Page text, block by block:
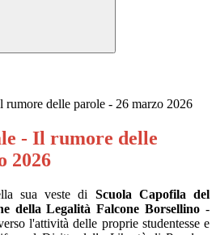
rumore delle parole - 26 marzo 2026
- Il rumore delle
2026
sua veste di Scuola Capofila del
della Legalità Falcone Borsellino -
l'attività delle proprie studentesse e